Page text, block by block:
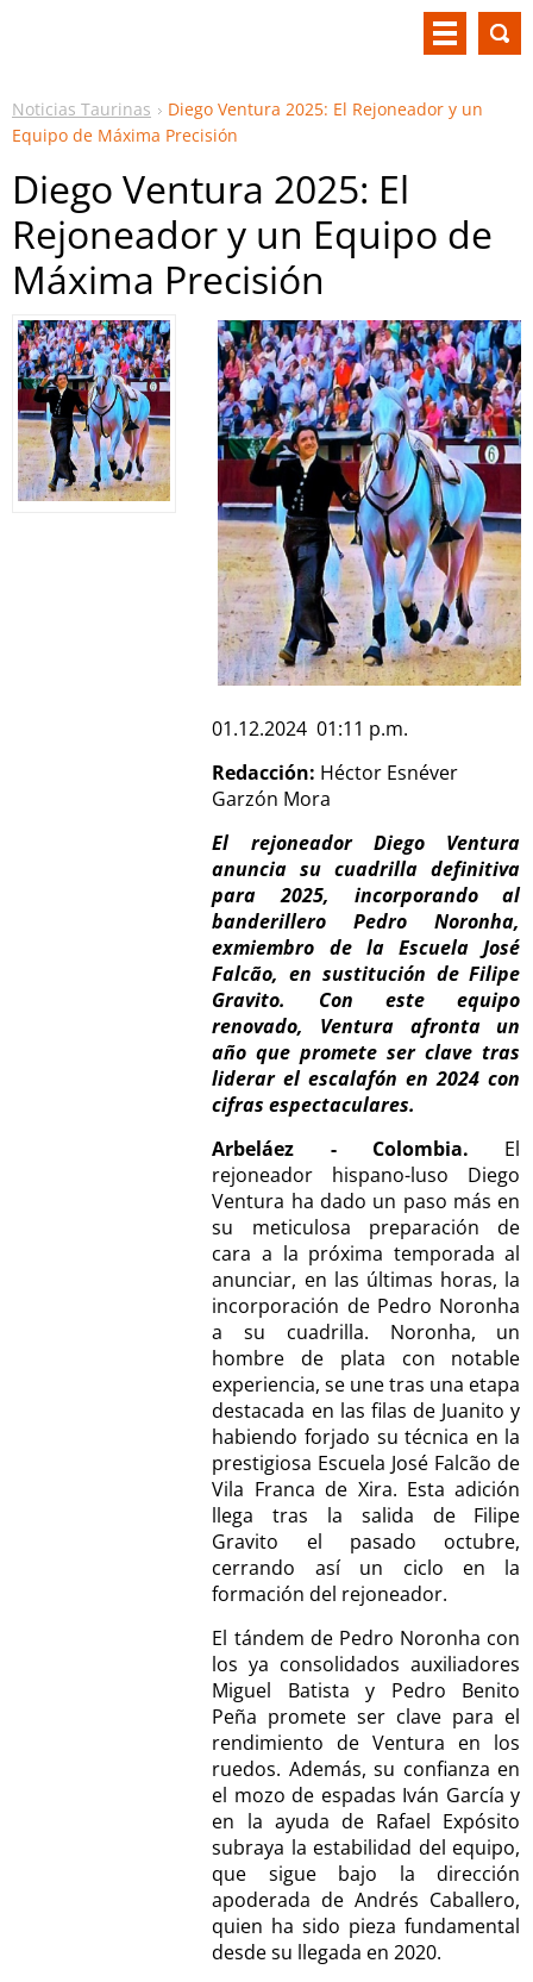
Noticias Taurinas
Diego Ventura 2025: El Rejoneador y un
Equipo de Máxima Precisión
Diego Ventura 2025: El
Rejoneador y un Equipo de
Máxima Precisión
01.12.2024 01:11 p.m.
Redacción: Héctor Esnéver
Garzón Mora
El rejoneador Diego Ventura
anuncia su cuadrilla definitiva
para 2025, incorporando al
banderillero Pedro Noronha,
exmiembro de la Escuela José
Falcão, en sustitución de Filipe
Gravito. Con este equipo
renovado, Ventura afronta un
año que promete ser clave tras
liderar el escalafón en 2024 con
cifras espectaculares.
Arbeláez - Colombia.
El
rejoneador hispano-luso Diego
Ventura ha dado un paso más en
su meticulosa preparación de
cara a la próxima temporada al
anunciar, en las últimas horas, la
incorporación de Pedro Noronha
a su cuadrilla. Noronha, un
hombre de plata con notable
experiencia, se une tras una etapa
destacada en las filas de Juanito y
habiendo forjado su técnica en la
prestigiosa Escuela José Falcão de
Vila Franca de Xira. Esta adición
llega tras la salida de Filipe
Gravito el pasado octubre,
cerrando así un ciclo en la
formación del rejoneador.
El tándem de Pedro Noronha con
los ya consolidados auxiliadores
Miguel Batista y Pedro Benito
Peña promete ser clave para el
rendimiento de Ventura en los
ruedos. Además, su confianza en
el mozo de espadas Iván García y
en la ayuda de Rafael Expósito
subraya la estabilidad del equipo,
que sigue bajo la dirección
apoderada de Andrés Caballero,
quien ha sido pieza fundamental
desde su llegada en 2020.